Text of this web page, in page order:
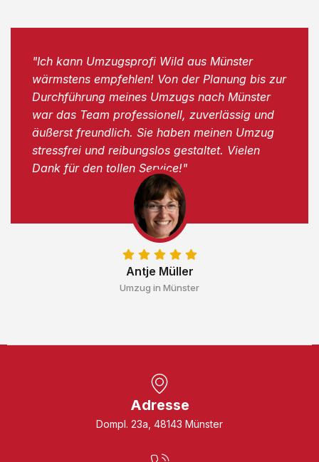
Antje Müller
Umzug in Münster
"Ich kann Umzugsprofi Wild aus Münster
wärmstens empfehlen! Von der Planung bis zur
Durchführung meines Umzugs nach Münster
war das Team professionell, zuverlässig und
äußerst freundlich. Sie haben meinen Umzug
stressfrei und reibungslos gestaltet. Vielen
Dank für den tollen Service!"
Adresse
Dompl. 23a, 48143 Münster